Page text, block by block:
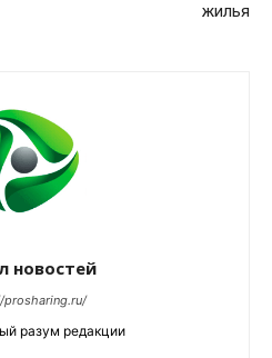
жилья
новостей
разум редакции